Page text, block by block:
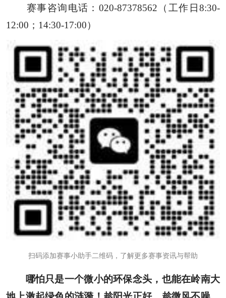
赛事咨询电话：020-87378562（工作日8:30-
12:00；14:30-17:00）
扫码添加赛事小助手二维码，了解更多赛事资讯与帮助
哪怕只是一个微小的环保念头，也能在岭南大